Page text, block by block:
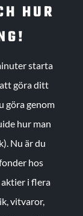
HUR
starta
göra ditt
göra genom
hur man
Nu är du
hos
i flera
vitvaror,